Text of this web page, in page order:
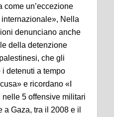
come un’eccezione
Nella
denunciano anche
della detenzione
che gli
detenuti a tempo
e ricordano «I
5 offensive militari
Gaza, tra il 2008 e il